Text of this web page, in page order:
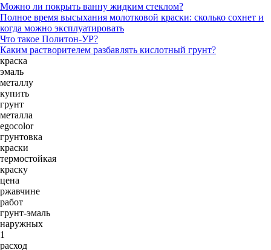
Можно ли покрыть ванну жидким стеклом?
Полное время высыхания молотковой краски: сколько сохнет и
когда можно эксплуатировать
Что такое Политон-УР?
Каким растворителем разбавлять кислотный грунт?
краска
эмаль
металлу
купить
грунт
металла
egocolor
грунтовка
краски
термостойкая
краску
цена
ржавчине
работ
грунт-эмаль
наружных
1
расход